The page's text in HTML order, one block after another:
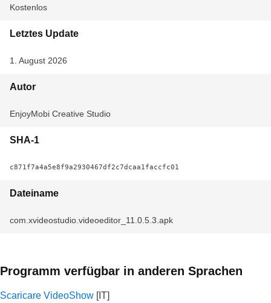
Kostenlos
Letztes Update
1. August 2026
Autor
EnjoyMobi Creative Studio
SHA-1
c871f7a4a5e8f9a2930467df2c7dcaa1faccfc01
Dateiname
com.xvideostudio.videoeditor_11.0.5.3.apk
Programm verfügbar in anderen Sprachen
Scaricare VideoShow